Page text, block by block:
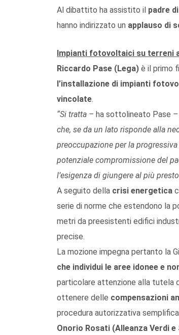
Al dibattito ha assistito il padre
hanno indirizzato un applauso di
Impianti fotovoltaici su terreni
Riccardo Pase (Lega) è il primo
l’installazione di impianti
vincolate.
“Si tratta – ha sottolineato Pase
che, se da un lato risponde alla
preoccupazione per la
potenziale compromissione del
l’esigenza di giungere al più
A seguito della crisi energetica
serie di norme che estendono la
metri da preesistenti edifici
precise.
La mozione impegna pertanto la
che individui le aree idonee e
particolare attenzione alla tutela
ottenere delle compensazioni
procedura autorizzativa
Onorio Rosati (Alleanza Verdi